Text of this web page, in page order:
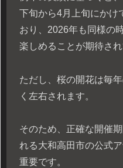
下旬から4月上旬にかけ
おり、2026年も同様の
楽しめることが期待され
ただし、桜の開花は毎
く左右されます。
そのため、正確な開催
れる大和高田市の公式
重要です。